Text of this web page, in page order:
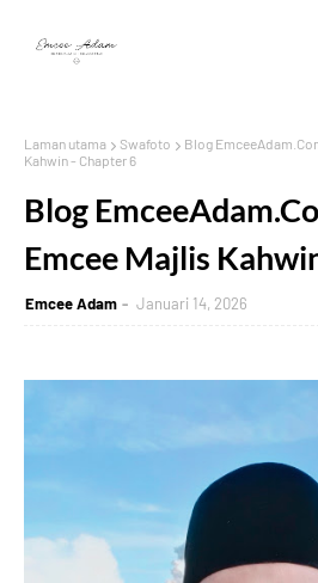
Laman utama Swafoto
Blog
Kahwin - Chapter 6
Blog
Emcee Majlis
Emcee Adam Januari 14, 2026